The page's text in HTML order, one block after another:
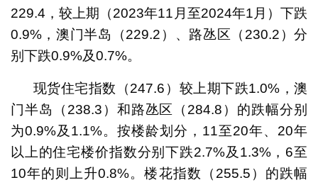
229.4，较上期（2023年11月至2024年1月）下跌
0.9%，澳门半岛（229.2）、路氹区（230.2）分
别下跌0.9%及0.7%。
现货住宅指数（247.6）较上期下跌1.0%，澳
门半岛（238.3）和路氹区（284.8）的跌幅分别
为0.9%及1.1%。按楼龄划分，11至20年、20年
以上的住宅楼价指数分别下跌2.7%及1.3%，6至
10年的则上升0.8%。楼花指数（255.5）的跌幅